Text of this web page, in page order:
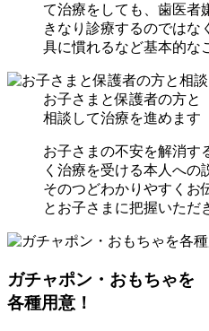
て治療をしても、歯医者
きなり診療するのではな
具に慣れるなど基本的な
お子さまと保護者の方と
相談して治療を進めます
お子さまの不安を解消す
く治療を受ける本人への
そのつどわかりやすくお
とお子さまに把握いただ
ガチャポン・おもちゃを
各種用意！